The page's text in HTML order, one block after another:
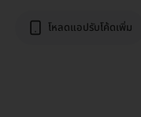
โหลดแอปรับโค้ดเพิ่ม